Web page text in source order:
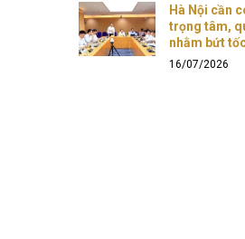
Hà Nội cần
trọng tâm,
nhằm bứt
16/07/2026